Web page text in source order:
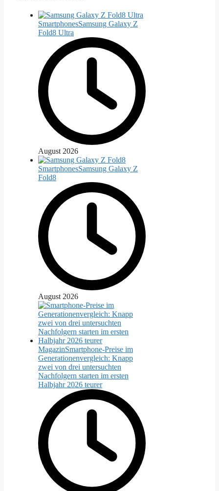
SmartphonesSamsung Galaxy Z
Fold8 Ultra
August 2026
SmartphonesSamsung Galaxy Z
Fold8
August 2026
MagazinSmartphone-Preise im
Generationenvergleich: Knapp
zwei von drei untersuchten
Nachfolgern starten im ersten
Halbjahr 2026 teurer